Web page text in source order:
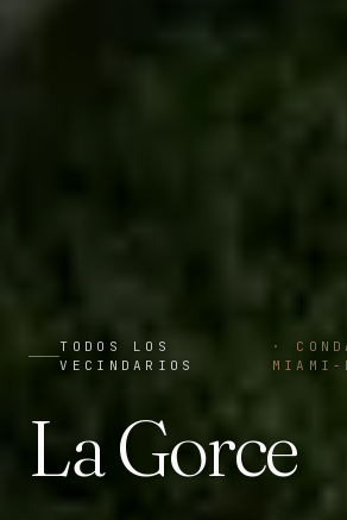
TODOS LOS
VECINDARIOS
·
MIAMI-
La Gorce